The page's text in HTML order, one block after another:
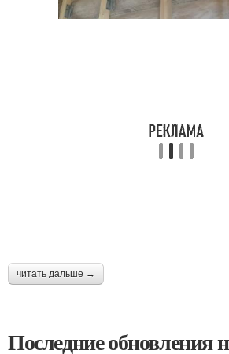
читать дальше →
Последние обновления